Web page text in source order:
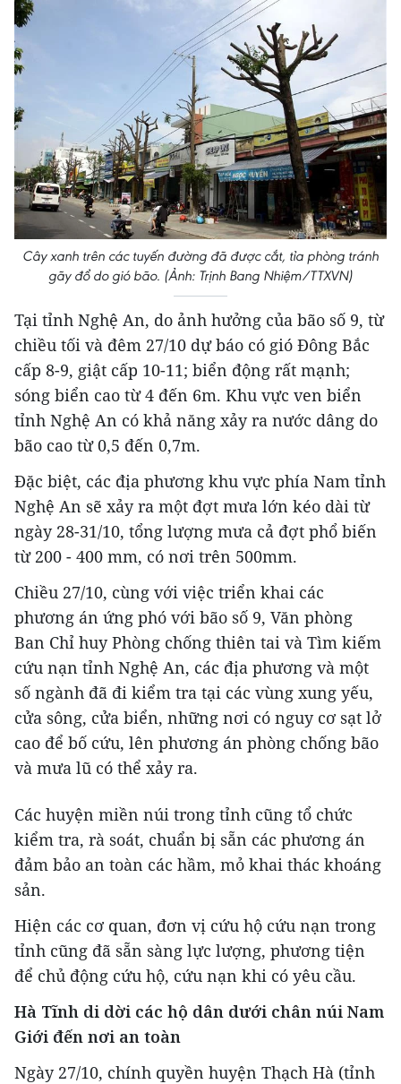
Cây xanh trên các tuyến đường đã được cắt, tỉa phòng tránh
gãy đổ do gió bão. (Ảnh: Trịnh Bang Nhiệm/TTXVN)
Tại tỉnh Nghệ An, do ảnh hưởng của bão số 9, từ
chiều tối và đêm 27/10 dự báo có gió Đông Bắc
cấp 8-9, giật cấp 10-11; biển động rất mạnh;
sóng biển cao từ 4 đến 6m. Khu vực ven biển
tỉnh Nghệ An có khả năng xảy ra nước dâng do
bão cao từ 0,5 đến 0,7m.
Đặc biệt, các địa phương khu vực phía Nam tỉnh
Nghệ An sẽ xảy ra một đợt mưa lớn kéo dài từ
ngày 28-31/10, tổng lượng mưa cả đợt phổ biến
từ 200 - 400 mm, có nơi trên 500mm.
Chiều 27/10, cùng với việc triển khai các
phương án ứng phó với bão số 9, Văn phòng
Ban Chỉ huy Phòng chống thiên tai và Tìm kiếm
cứu nạn tỉnh Nghệ An, các địa phương và một
số ngành đã đi kiểm tra tại các vùng xung yếu,
cửa sông, cửa biển, những nơi có nguy cơ sạt lở
cao để bố cứu, lên phương án phòng chống bão
và mưa lũ có thể xảy ra.
Các huyện miền núi trong tỉnh cũng tổ chức
kiểm tra, rà soát, chuẩn bị sẵn các phương án
đảm bảo an toàn các hầm, mỏ khai thác khoáng
sản.
Hiện các cơ quan, đơn vị cứu hộ cứu nạn trong
tỉnh cũng đã sẵn sàng lực lượng, phương tiện
để chủ động cứu hộ, cứu nạn khi có yêu cầu.
Hà Tĩnh di dời các hộ dân dưới chân núi Nam
Giới đến nơi an toàn
Ngày 27/10, chính quyền huyện Thạch Hà (tỉnh